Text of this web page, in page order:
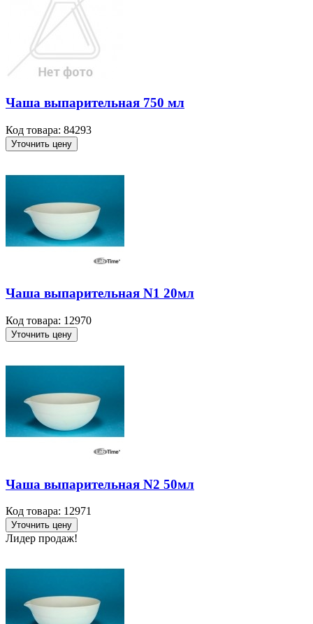
Чаша выпарительная 750 мл
Код товара: 84293
Уточнить цену
Чаша выпарительная N1 20мл
Код товара: 12970
Уточнить цену
Чаша выпарительная N2 50мл
Код товара: 12971
Уточнить цену
Лидер продаж!